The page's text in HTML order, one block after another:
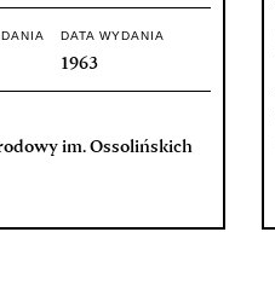
DATA WYDANIA
1963
im. Ossolińskich